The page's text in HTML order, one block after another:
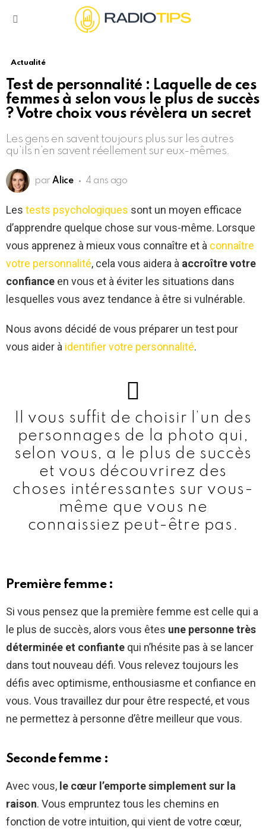
Actualité
Test de personnalité : Laquelle de ces
femmes à selon vous le plus de succès
? Votre choix vous révèlera un secret
Les gens en savent toujours plus sur les autres
qu’ils n’en savent réellement sur eux-mêmes.
par Alice 4 ans ago
Les tests psychologiques sont un moyen efficace
d’apprendre quelque chose sur vous-même. Lorsque
vous apprenez à mieux vous connaître et à connaître
votre personnalité, cela vous aidera à accroître votre
confiance en vous et à éviter les situations dans
lesquelles vous avez tendance à être si vulnérable.
Nous avons décidé de vous préparer un test pour
vous aider à identifier votre personnalité.
Il vous suffit de choisir l’un des
personnages de la photo qui,
selon vous, a le plus de succès
et vous découvrirez des
choses intéressantes sur vous-
même que vous ne
connaissiez peut-être pas.
Première femme :
Si vous pensez que la première femme est celle qui a
le plus de succès, alors vous êtes une personne très
déterminée et confiante qui n’hésite pas à se lancer
dans tout nouveau défi. Vous relevez toujours les
défis avec optimisme, enthousiasme et confiance en
vous. Vous travaillez dur pour être respecté, et vous
ne permettez à personne d’être meilleur que vous.
Seconde femme :
Avec vous, le cœur l’emporte simplement sur la
raison. Vous empruntez tous les chemins en
fonction de votre intuition, qui vient de votre cœur,